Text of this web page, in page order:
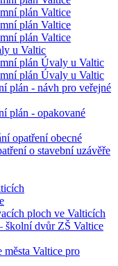
plán Valtice
plán Valtice
plán Valtice
u Valtic
plán Úvaly u Valtic
plán Úvaly u Valtic
plán - návh pro veřejné
plán - opakované
opatření obecné
o stavební uzávěře
ploch ve Valticích
školní dvůr ZŠ Valtice
města Valtice pro